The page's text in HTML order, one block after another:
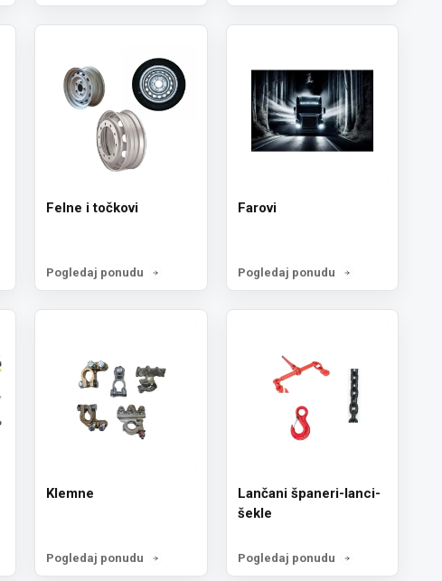
Felne i točkovi
Pogledaj ponudu
Farovi
Pogledaj ponudu
Klemne
Pogledaj ponudu
Lančani španeri-lanci-
šekle
Pogledaj ponudu